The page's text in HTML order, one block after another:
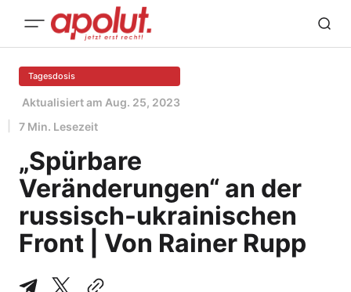
Tagesdosis
Aktualisiert am Aug. 25, 2023
7 Min. Lesezeit
„Spürbare
Veränderungen“ an der
russisch-ukrainischen
Front | Von Rainer Rupp